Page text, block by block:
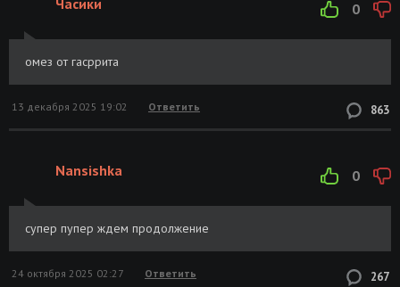
0
омез от гасррита
863
13 декабря 2025 19:02 Ответить
0
Nansishka
супер пупер ждем продолжение
267
24 октября 2025 02:27 Ответить